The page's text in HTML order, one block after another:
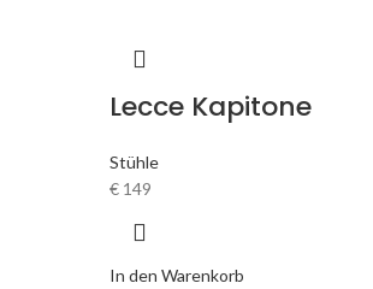
Lecce Kapitone
Stühle
€ 149
In den Warenkorb